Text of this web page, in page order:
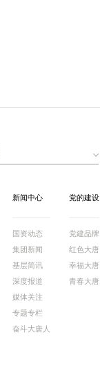
新闻中心
国资动态
集团新闻
基层简讯
深度报道
媒体关注
专题专栏
奋斗大唐人
党的建设
党建品牌
红色大唐
幸福大唐
青春大唐